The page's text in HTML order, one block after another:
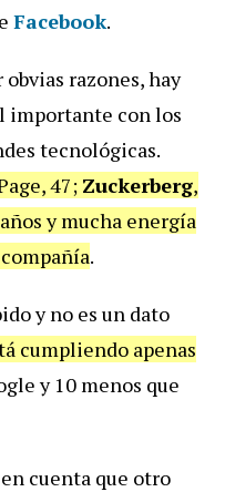
Facebook.
obvias razones, hay
importante con los
tecnológicas.
47; Zuckerberg,
y mucha energía
.
y no es un dato
cumpliendo apenas
y 10 menos que
cuenta que otro